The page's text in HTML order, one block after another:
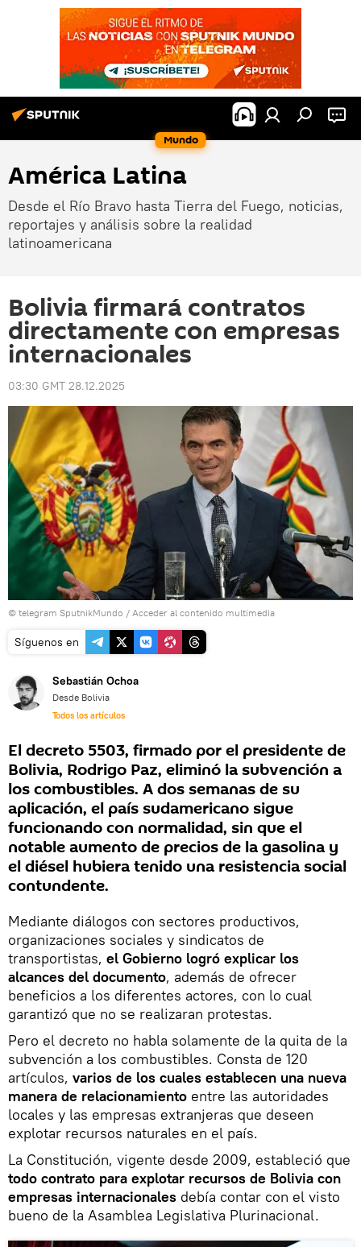
Mundo
América Latina
Desde el Río Bravo hasta Tierra del Fuego, noticias,
reportajes y análisis sobre la realidad
latinoamericana
Bolivia firmará contratos
directamente con empresas
internacionales
03:30 GMT 28.12.2025
© telegram SputnikMundo / Acceder al contenido multimedia
Síguenos en
Sebastián Ochoa
Desde Bolivia
Todos los artículos
El decreto 5503, firmado por el presidente de
Bolivia, Rodrigo Paz, eliminó la subvención a
los combustibles. A dos semanas de su
aplicación, el país sudamericano sigue
funcionando con normalidad, sin que el
notable aumento de precios de la gasolina y
el diésel hubiera tenido una resistencia social
contundente.
Mediante diálogos con sectores productivos,
organizaciones sociales y sindicatos de
transportistas, el Gobierno logró explicar los
alcances del documento, además de ofrecer
beneficios a los diferentes actores, con lo cual
garantizó que no se realizaran protestas.
Pero el decreto no habla solamente de la quita de la
subvención a los combustibles. Consta de 120
artículos, varios de los cuales establecen una nueva
manera de relacionamiento entre las autoridades
locales y las empresas extranjeras que deseen
explotar recursos naturales en el país.
La Constitución, vigente desde 2009, estableció que
todo contrato para explotar recursos de Bolivia con
empresas internacionales debía contar con el visto
bueno de la Asamblea Legislativa Plurinacional.